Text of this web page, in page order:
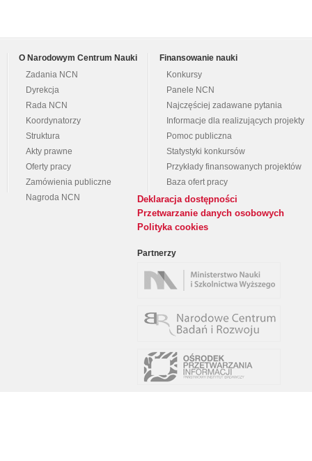
O Narodowym Centrum Nauki
Zadania NCN
Dyrekcja
Rada NCN
Koordynatorzy
Struktura
Akty prawne
Oferty pracy
Zamówienia publiczne
Nagroda NCN
Finansowanie nauki
Konkursy
Panele NCN
Najczęściej zadawane pytania
Informacje dla realizujących projekty
Pomoc publiczna
Statystyki konkursów
Przykłady finansowanych projektów
Baza ofert pracy
Deklaracja dostępności
Przetwarzanie danych osobowych
Polityka cookies
Partnerzy